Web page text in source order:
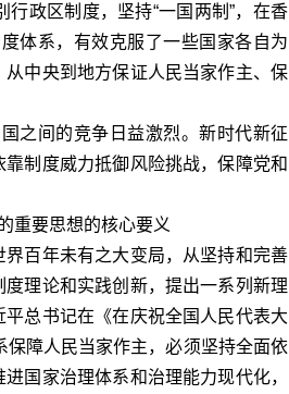
政区制度，坚持“一国两制”，在香
体系，有效克服了一些国家各自为
中央到地方保证人民当家作主、保
之间的竞争日益激烈。新时代新征
制度威力抵御风险挑战，保障党和
重要思想的核心要义
百年未有之大变局，从坚持和完善
理论和实践创新，提出一系列新理
总书记在《在庆祝全国人民代表大
保障人民当家作主，必须坚持全面依
国家治理体系和治理能力现代化，